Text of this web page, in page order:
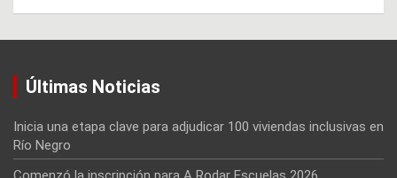
Últimas Noticias
Inicia una etapa clave para adjudicar 100 viviendas inclusivas en
Río Negro